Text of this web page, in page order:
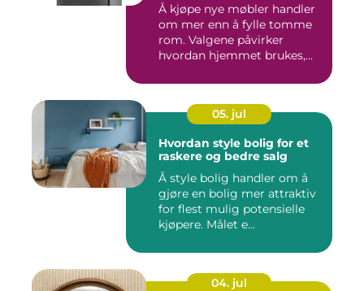
Å kjøpe nye møbler handler
om mer enn å fylle tomme
rom. Valgene påvirker
hvordan hjemmet brukes,
05. jul
Hvordan style bolig for et
raskere og bedre salg
Å style bolig handler om å
gjøre en bolig mer attraktiv
for flest mulig potensielle
kjøpere. Målet e...
04. jul